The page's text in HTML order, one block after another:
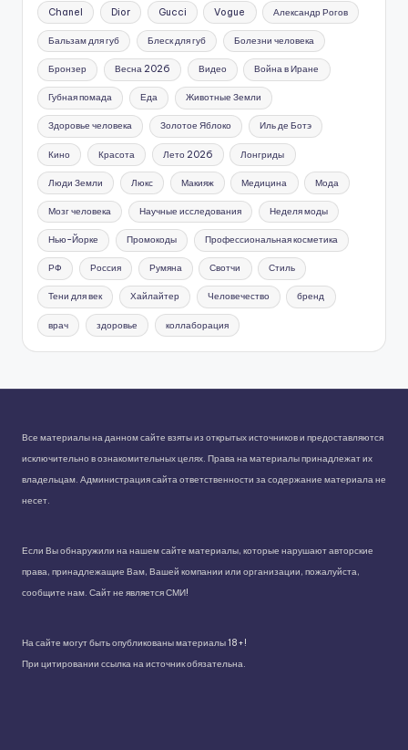
Chanel Dior Gucci Vogue Александр Рогов
Бальзам для губ Блеск для губ Болезни человека
Бронзер Весна 2026 Видео Война в Иране
Губная помада Еда Животные Земли
Здоровье человека Золотое Яблоко Иль де Ботэ
Кино Красота Лето 2026 Лонгриды
Люди Земли Люкс Макияж Медицина Мода
Мозг человека Научные исследования Неделя моды
Нью-Йорке Промокоды Профессиональная косметика
РФ Россия Румяна Свотчи Стиль
Тени для век Хайлайтер Человечество бренд
врач здоровье коллаборация
Все материалы на данном сайте взяты из открытых источников и предоставляются
исключительно в ознакомительных целях. Права на материалы принадлежат их
владельцам. Администрация сайта ответственности за содержание материала не
несет.
Если Вы обнаружили на нашем сайте материалы, которые нарушают авторские
права, принадлежащие Вам, Вашей компании или организации, пожалуйста,
сообщите нам. Сайт не является СМИ!
На сайте могут быть опубликованы материалы 18+!
При цитировании ссылка на источник обязательна.